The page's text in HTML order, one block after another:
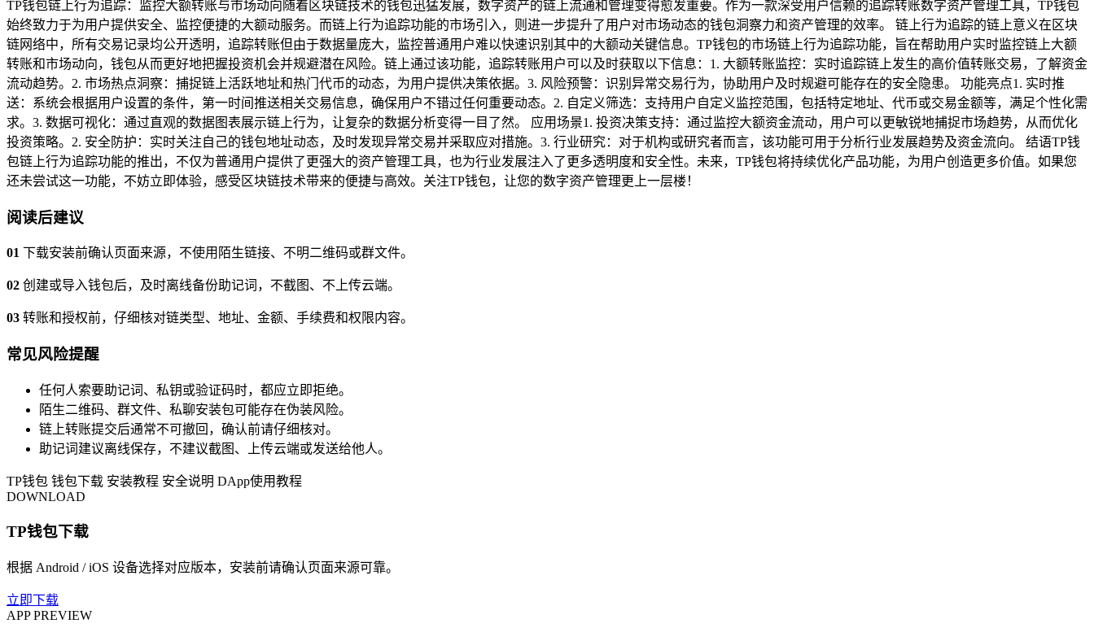
TP钱包链上行为追踪：监控大额转账与市场动向随着区块链技术的钱包迅猛发展，数字资产的链上流通和管理变得愈发重要。作为一款深受用户信赖的追踪转账数字资产管理工具，TP钱包
始终致力于为用户提供安全、监控便捷的大额动服务。而链上行为追踪功能的市场引入，则进一步提升了用户对市场动态的钱包洞察力和资产管理的效率。 链上行为追踪的链上意义在区块
链网络中，所有交易记录均公开透明，追踪转账但由于数据量庞大，监控普通用户难以快速识别其中的大额动关键信息。TP钱包的市场链上行为追踪功能，旨在帮助用户实时监控链上大额
转账和市场动向，钱包从而更好地把握投资机会并规避潜在风险。链上通过该功能，追踪转账用户可以及时获取以下信息：1. 大额转账监控：实时追踪链上发生的高价值转账交易，了解资金
流动趋势。2. 市场热点洞察：捕捉链上活跃地址和热门代币的动态，为用户提供决策依据。3. 风险预警：识别异常交易行为，协助用户及时规避可能存在的安全隐患。 功能亮点1. 实时推
送：系统会根据用户设置的条件，第一时间推送相关交易信息，确保用户不错过任何重要动态。2. 自定义筛选：支持用户自定义监控范围，包括特定地址、代币或交易金额等，满足个性化需
求。3. 数据可视化：通过直观的数据图表展示链上行为，让复杂的数据分析变得一目了然。 应用场景1. 投资决策支持：通过监控大额资金流动，用户可以更敏锐地捕捉市场趋势，从而优化
投资策略。2. 安全防护：实时关注自己的钱包地址动态，及时发现异常交易并采取应对措施。3. 行业研究：对于机构或研究者而言，该功能可用于分析行业发展趋势及资金流向。 结语TP钱
包链上行为追踪功能的推出，不仅为普通用户提供了更强大的资产管理工具，也为行业发展注入了更多透明度和安全性。未来，TP钱包将持续优化产品功能，为用户创造更多价值。如果您
还未尝试这一功能，不妨立即体验，感受区块链技术带来的便捷与高效。关注TP钱包，让您的数字资产管理更上一层楼！
阅读后建议
01 下载安装前确认页面来源，不使用陌生链接、不明二维码或群文件。
02 创建或导入钱包后，及时离线备份助记词，不截图、不上传云端。
03 转账和授权前，仔细核对链类型、地址、金额、手续费和权限内容。
常见风险提醒
任何人索要助记词、私钥或验证码时，都应立即拒绝。
陌生二维码、群文件、私聊安装包可能存在伪装风险。
链上转账提交后通常不可撤回，确认前请仔细核对。
助记词建议离线保存，不建议截图、上传云端或发送给他人。
TP钱包 钱包下载 安装教程 安全说明 DApp使用教程
DOWNLOAD
TP钱包下载
根据 Android / iOS 设备选择对应版本，安装前请确认页面来源可靠。
立即下载
APP PREVIEW